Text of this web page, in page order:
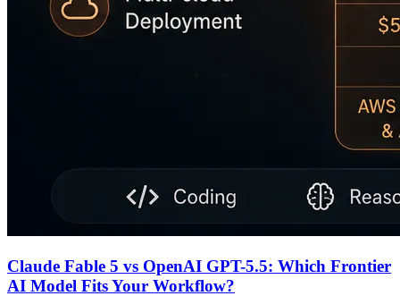
Claude Fable 5 vs OpenAI GPT-5.5: Which Frontier
AI Model Fits Your Workflow?